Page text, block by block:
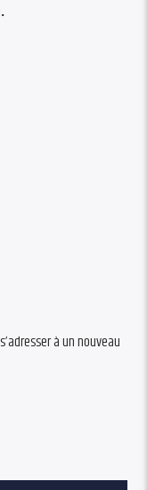
à un nouveau